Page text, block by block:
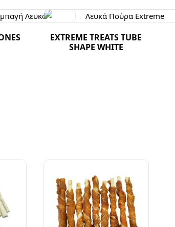
EXTREME TREATS TUBE
SHAPE WHITE